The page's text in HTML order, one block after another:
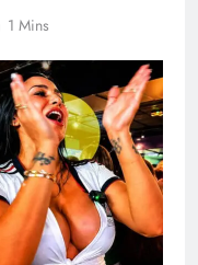
1 Mins